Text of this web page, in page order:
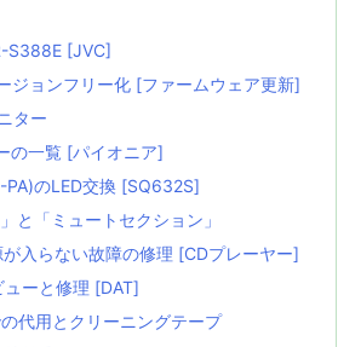
S388E [JVC]
ジョンフリー化 [ファームウェア更新]
ター
の一覧 [パイオニア]
のLED交換 [SQ632S]
と「ミュートセクション」
入らない故障の修理 [CDプレーヤー]
ーと修理 [DAT]
代用とクリーニングテープ